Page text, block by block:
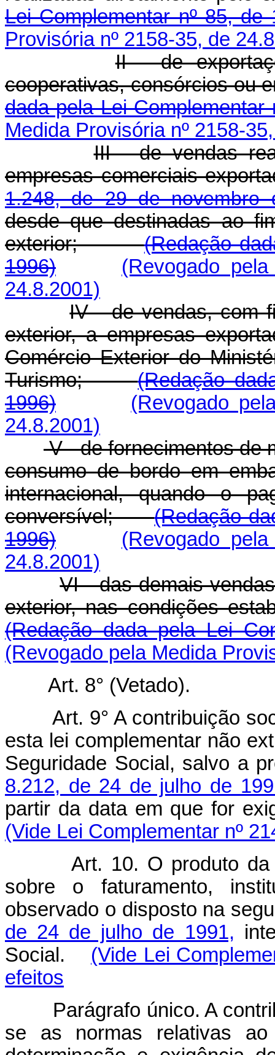
Lei Complementar nº 85, de
Provisória nº 2158-35, de
II - de
cooperativas, consórcios
dada pela Lei Complementar
Medida Provisória nº 2158-
III - de vendas
empresas comerciais
1.248, de 29 de novembro
desde que destinadas ao
exterior;(Redação
1996)
(Revogado
24.8.2001)
IV - de vendas, com
exterior, a empresas
Comércio Exterior do
Turismo;(Redação
1996)
(Revogado
24.8.2001)
V - de fornecimentos de
consumo de bordo em
internacional, quando o
conversível;(Redação
1996)
(Revogado
24.8.2001)
VI - das demais
exterior, nas condições
(Redação dada pela Lei
(Revogado pela Medida
Art. 8° (Vetado).
Art. 9° A contribuição
esta lei complementar não
Seguridade Social, salvo a
8.212, de 24 de julho de
partir da data em que for
(Vide Lei Complementar nº
Art. 10. O produto
sobre o faturamento,
observado o disposto na
de 24 de julho de 1991,
Social. (Vide Lei
efeitos
Parágrafo único. A
se as normas relativas ao